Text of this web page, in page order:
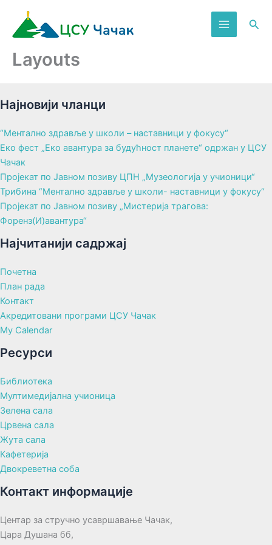
садржај
Layouts
Најновији чланци
“Ментално здравље у школи – наставници у фокусу“
Еко фест „Еко авантура за будућност планете“ одржан у ЦСУ
Чачак
Пројекат по Јавном позиву ЦПН „Музеологија у учионици“
Трибина “Ментално здравље у школи- наставници у фокусу“
Пројекат по Јавном позиву „Мистерија трагова:
Форенз(И)авантура“
Најчитанији садржај
Почетна
План рада
Контакт
Акредитовани програми ЦСУ Чачак
My Calendar
Ресурси
Библиотека
Мултимедијална учионица
Зелена сала
Црвена сала
Жута сала
Кафетерија
Двокреветна соба
Контакт информације
Центар за стручно усавршавање Чачак,
Цара Душана бб,